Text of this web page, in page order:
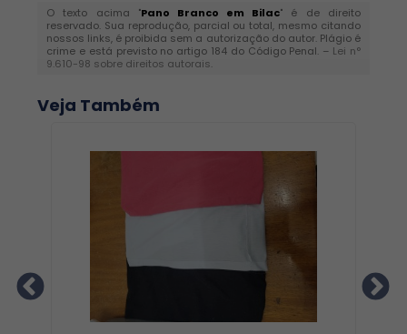
O texto acima "Pano Branco em Bilac" é de direito
reservado. Sua reprodução, parcial ou total, mesmo citando
nossos links, é proibida sem a autorização do autor. Plágio é
crime e está previsto no artigo 184 do Código Penal. – Lei n°
9.610-98 sobre direitos autorais.
Veja Também